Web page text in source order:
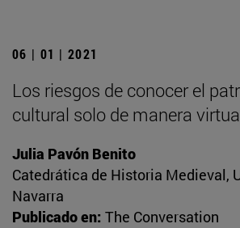
06 | 01 | 2021
Los riesgos de conocer el
cultural solo de manera
Julia Pavón Benito
Catedrática de Historia Medieval,
Navarra
Publicado en: The Conversation